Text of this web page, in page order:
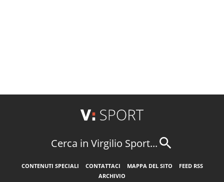
Cerca in Virgilio Sport...
CONTENUTI SPECIALI CONTATTACI MAPPA DEL SITO
FEED RSS
ARCHIVIO